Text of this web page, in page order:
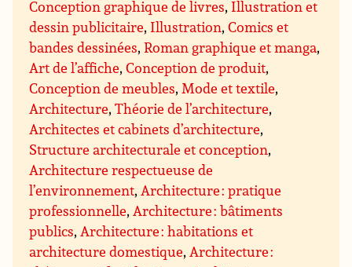
Conception graphique de livres, Illustration et
dessin publicitaire, Illustration,Comics et
bandes dessinées,Roman graphique et manga,
Art de l’affiche,Conception de produit,
Conception de meubles,Mode et textile,
Architecture,Théorie de l’architecture,
Architectes et cabinets d’architecture,
Structure architecturale et conception,
Architecture respectueuse de
l’environnement,Architecture : pratique
professionnelle,Architecture : bâtiments
publics,Architecture : habitations et
architecture domestique,Architecture :